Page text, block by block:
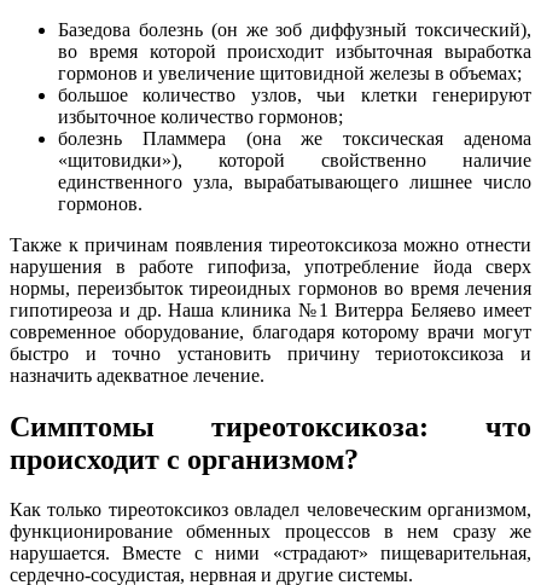
Базедова болезнь (он же зоб диффузный токсический),
во время которой происходит избыточная выработка
гормонов и увеличение щитовидной железы в объемах;
большое количество узлов, чьи клетки генерируют
избыточное количество гормонов;
болезнь Пламмера (она же токсическая аденома
«щитовидки»), которой свойственно наличие
единственного узла, вырабатывающего лишнее число
гормонов.
Также к причинам появления тиреотоксикоза можно отнести
нарушения в работе гипофиза, употребление йода сверх
нормы, переизбыток тиреоидных гормонов во время лечения
гипотиреоза и др. Наша клиника №1 Витерра Беляево имеет
современное оборудование, благодаря которому врачи могут
быстро и точно установить причину териотоксикоза и
назначить адекватное лечение.
Симптомы тиреотоксикоза: что
происходит с организмом?
Как только тиреотоксикоз овладел человеческим организмом,
функционирование обменных процессов в нем сразу же
нарушается. Вместе с ними «страдают» пищеварительная,
сердечно-сосудистая, нервная и другие системы.